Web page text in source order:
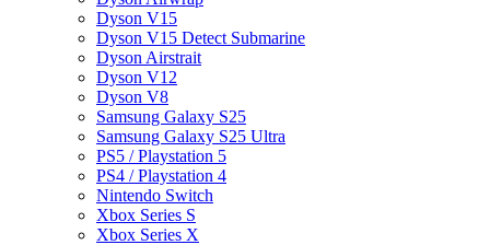
Dyson V15
Dyson V15 Detect Submarine
Dyson Airstrait
Dyson V12
Dyson V8
Samsung Galaxy S25
Samsung Galaxy S25 Ultra
PS5 / Playstation 5
PS4 / Playstation 4
Nintendo Switch
Xbox Series S
Xbox Series X